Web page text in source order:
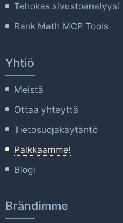
Tehokas sivustoanalyysi
Rank Math MCP Tools
Yhtiö
Meistä
Ottaa yhteyttä
Tietosuojakäytäntö
Palkkaamme!
Blogi
Brändimme